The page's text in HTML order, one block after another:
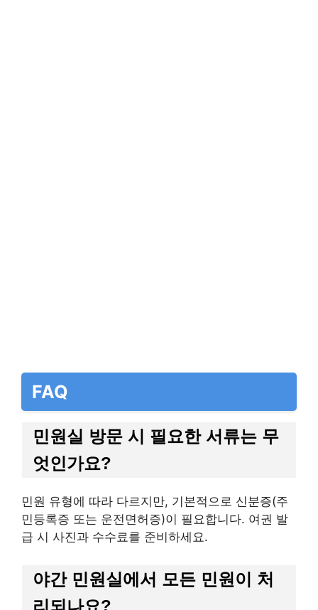
FAQ
민원실 방문 시 필요한 서류는 무
엇인가요?
민원 유형에 따라 다르지만, 기본적으로 신분증(주
민등록증 또는 운전면허증)이 필요합니다. 여권 발
급 시 사진과 수수료를 준비하세요.
야간 민원실에서 모든 민원이 처
리되나요?